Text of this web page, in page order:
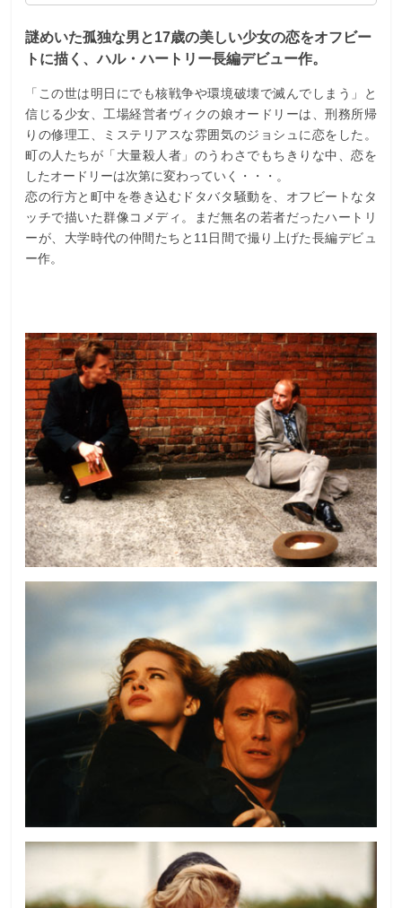
謎めいた孤独な男と17歳の美しい少女の恋をオフビー
トに描く、ハル・ハートリー長編デビュー作。
「この世は明日にでも核戦争や環境破壊で滅んでしまう」と
信じる少女、工場経営者ヴィクの娘オードリーは、刑務所帰
りの修理工、ミステリアスな雰囲気のジョシュに恋をした。
町の人たちが「大量殺人者」のうわさでもちきりな中、恋を
したオードリーは次第に変わっていく・・・。
恋の行方と町中を巻き込むドタバタ騒動を、オフビートなタ
ッチで描いた群像コメディ。まだ無名の若者だったハートリ
ーが、大学時代の仲間たちと11日間で撮り上げた長編デビュ
ー作。